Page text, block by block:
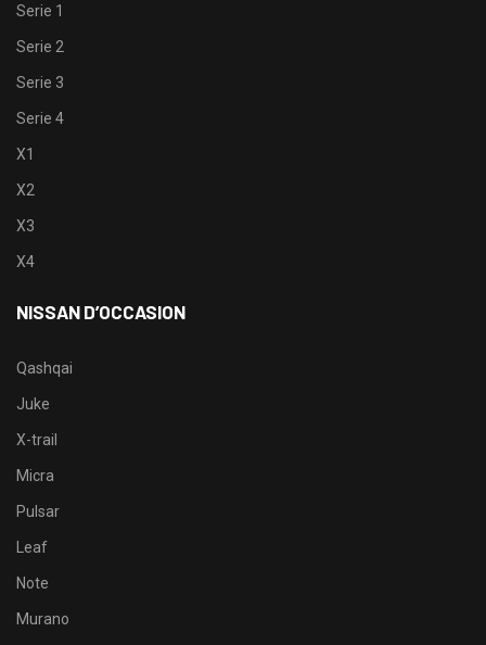
Serie 1
Serie 2
Serie 3
Serie 4
X1
X2
X3
X4
NISSAN D’OCCASION
Qashqai
Juke
X-trail
Micra
Pulsar
Leaf
Note
Murano